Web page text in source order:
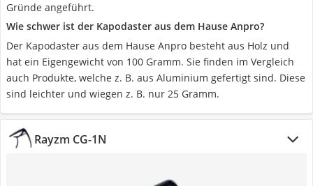
Gründe angeführt.
Wie schwer ist der Kapodaster aus dem Hause Anpro?
Der Kapodaster aus dem Hause Anpro besteht aus Holz und
hat ein Eigengewicht von 100 Gramm. Sie finden im Vergleich
auch Produkte, welche z. B. aus Aluminium gefertigt sind. Diese
sind leichter und wiegen z. B. nur 25 Gramm.
Rayzm CG-1N